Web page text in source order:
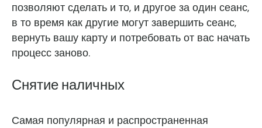
позволяют сделать и то, и другое за один сеанс,
в то время как другие могут завершить сеанс,
вернуть вашу карту и потребовать от вас начать
процесс заново.
Снятие наличных
Самая популярная и распространенная